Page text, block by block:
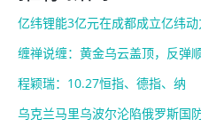
亿纬锂能3亿元在成都成立亿纬动
缠禅说缠：黄金乌云盖顶，反弹
程颖瑞：10.27恒指、德指、纳
乌克兰马里乌波尔沦陷俄罗斯国